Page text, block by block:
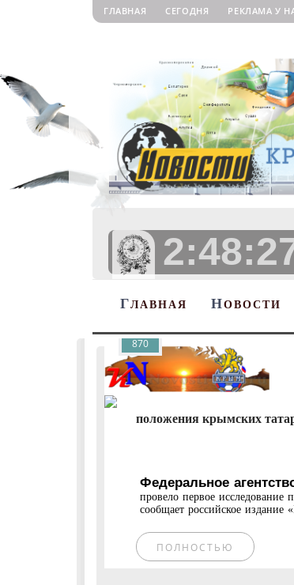
ГЛАВНАЯ СЕГОДНЯ РЕКЛАМА У
ГЛАВНАЯ НОВОСТИ
положения крымских
Федеральное
провело первое
сообщает российское издание
ПОЛНОСТЬЮ
870